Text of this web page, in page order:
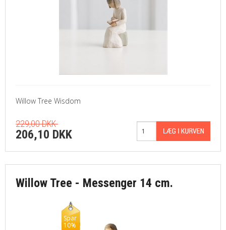
Willow Tree Wisdom
229,00 DKK
206,10 DKK
Willow Tree - Messenger 14 cm.
Spar
10%